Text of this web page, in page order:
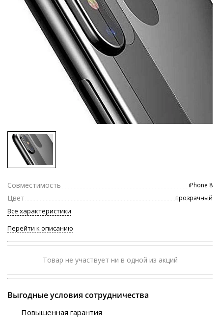
Совместимость iPhone 8
Цвет прозрачный
Все характеристики
Перейти к описанию
Товар не участвует ни в одной из акций
Выгодные условия сотрудничества
Повышенная гарантия